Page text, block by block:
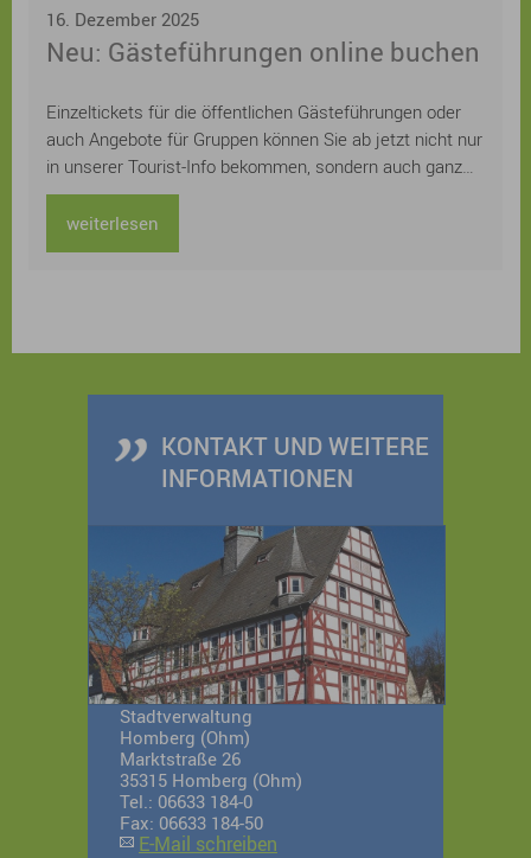
16. Dezember 2025
Neu: Gästeführungen online buchen
Einzeltickets für die öffentlichen Gästeführungen oder
auch Angebote für Gruppen können Sie ab jetzt nicht nur
in unserer Tourist-Info bekommen, sondern auch ganz
einfach und schnell online auf der städtischen
Homepage buchen. Sie suchen noch ein
Weihnachtsgeschenk für Ihre Lieben? Schenken Sie
Stadtführung mit anschließendem Besuch im
weiterlesen
KONTAKT UND WEITERE
INFORMATIONEN
Stadtverwaltung
Homberg (Ohm)
Marktstraße 26
35315 Homberg (Ohm)
Tel.: 06633 184-0
Fax: 06633 184-50
E-Mail schreiben